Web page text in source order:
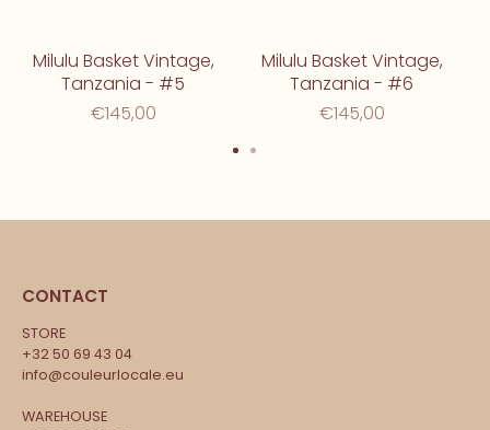
Milulu Basket Vintage,
Tanzania - #5
€145,00
Milulu Basket Vintage,
Tanzania - #6
€145,00
CONTACT
STORE
+32 50 69 43 04
info@couleurlocale.eu
WAREHOUSE